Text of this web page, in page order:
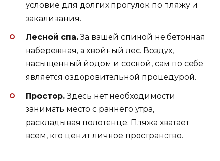
условие для долгих прогулок по пляжу и
закаливания.
Лесной спа.За вашей спиной не бетонная
набережная, а хвойный лес. Воздух,
насыщенный йодом и сосной, сам по себе
является оздоровительной процедурой.
Простор.Здесь нет необходимости
занимать место с раннего утра,
раскладывая полотенце. Пляжа хватает
всем, кто ценит личное пространство.